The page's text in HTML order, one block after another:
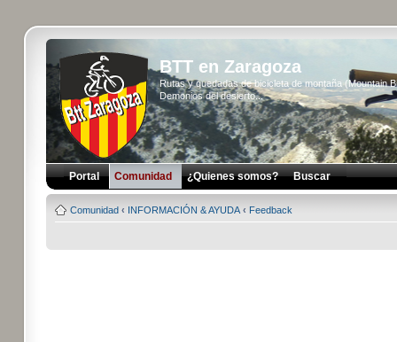
BTT en Zaragoza
Rutas y quedadas de bicicleta de montaña (Mountain
Demonios del desierto...
Portal Comunidad ¿Quienes somos? Buscar
Comunidad ‹ INFORMACIÓN & AYUDA ‹ Feedback